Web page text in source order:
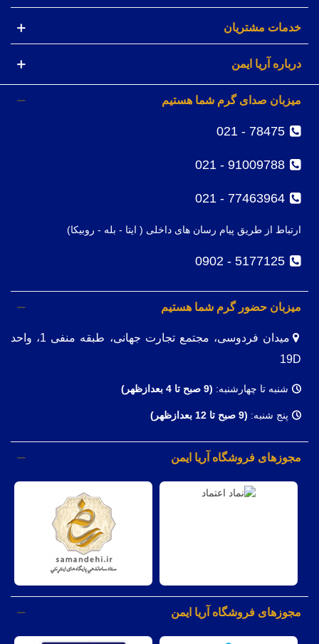
خدمات مشتریان
درباره آریا ایمن
میزبان صدای گرم شما هستیم
78475 - 021
91009788 - 021
77463964 - 021
ارتباط از طریق پیام رسان های داخلی ( ایتا - بله - روبیکا)
5177125 - 0902
میزبان حضور گرم شما هستیم
میدان فردوسی، مجتمع تجارت جهانی، طبقه منفی 1، واحد
19D
شنبه تا چهارشنبه: (9 صبح تا 4 بعدازظهر)
پنج شنبه: (9 صبح تا 12 بعدازظهر)
مجوزهای فروشگاه آریا ایمن
مجوزهای فروشگاه آریا ایمن